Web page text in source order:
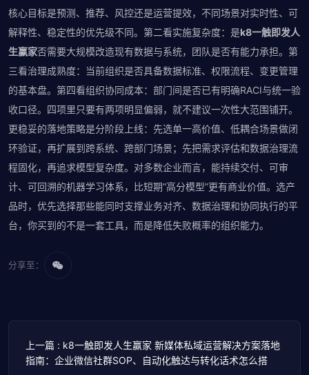
核心目标是预测、推荐、风控还是运营提效，不同场景对实时性、可
解释性、稳定性的优先级不同。第二看实施复杂度：是k8一触即发人
生赢家否需要大规模改造现有数据与系统，团队是否有能力承担。第
三看治理成熟度：当前组织是否具备数据标准、权限流程、变更管理
的基本盘。第四看组织协同成本：部门间是否已有明确RACI与统一验
收口径。四项里只要有两项明显偏弱，就不建议一次性大范围铺开。
更稳妥的落地策略是分阶段上线：先选单一高价值、低耦合场景做闭
环验证，再扩展到跨系统、跨部门场景；先把需求评估和数据治理流
程固化，再追求模型复杂度。对多数企业而言，能持续交付、可审
计、可回溯的机器学习体系，比短期“高分模型”更有商业价值。选产
品时，优先选择那些能同时支撑业务对齐、数据治理和协同执行的平
台，你买到的不是一套工具，而是降低失败概率的组织能力。
分享至：
上一篇 : k8一触即发人生赢家 新媒体私域运营解决方案落地
指南：企业微信社群SOP、自动化触达与转化话术怎么搭